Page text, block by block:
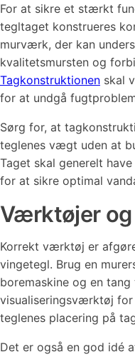
For at sikre et stærkt
tegltaget konstrueres
murværk, der kan
kvalitetsmursten og
Tagkonstruktionen skal
for at undgå
Sørg for, at
teglenes vægt uden at
Taget skal generelt
for at sikre optimal
Værktøjer
Korrekt værktøj er
vingetegl. Brug en
boremaskine og en
visualiseringsværktøj
teglenes placering på
Det er også en god idé